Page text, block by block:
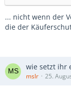
... nicht wenn der
die der
wie setzt ihr
mslr 25.